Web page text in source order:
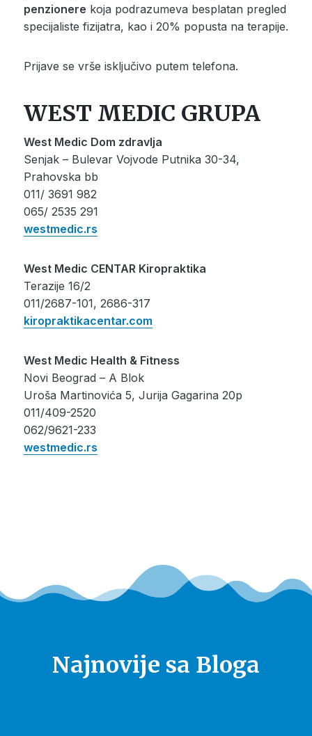
penzionere koja podrazumeva besplatan pregled
specijaliste fizijatra, kao i 20% popusta na terapije.
Prijave se vrše isključivo putem telefona.
WEST MEDIC GRUPA
West Medic Dom zdravlja
Senjak – Bulevar Vojvode Putnika 30-34,
Prahovska bb
011/ 3691 982
065/ 2535 291
westmedic.rs
West Medic CENTAR Kiropraktika
Terazije 16/2
011/2687-101, 2686-317
kiropraktikacentar.com
West Medic Health & Fitness
Novi Beograd – A Blok
Uroša Martinovića 5, Jurija Gagarina 20p
011/409-2520
062/9621-233
westmedic.rs
Najnovije sa Bloga